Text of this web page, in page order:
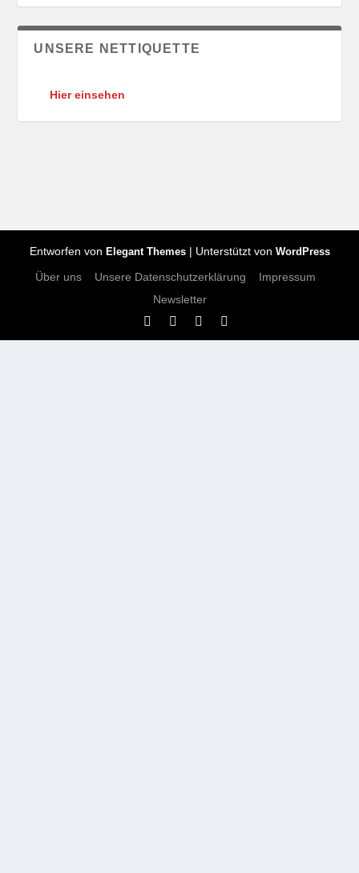
UNSERE NETTIQUETTE
Hier einsehen
Entworfen von Elegant Themes| Unterstützt von WordPress
Über uns Unsere Datenschutzerklärung
Impressum
Newsletter